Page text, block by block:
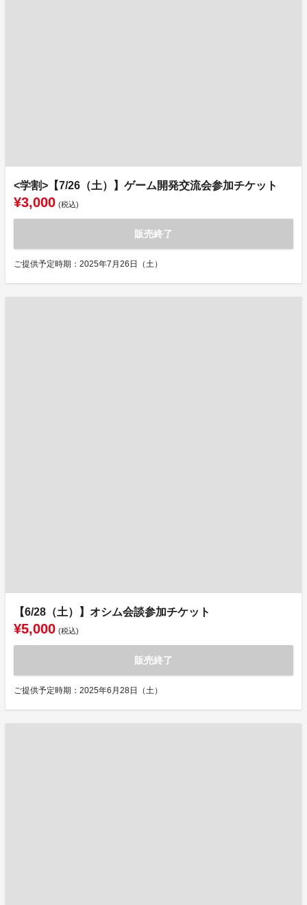
<学割>【7/26（土）】ゲーム開発交流会参加チケット
¥3,000 (税込)
販売終了
ご提供予定時期：2025年7月26日（土）
【6/28（土）】オシム会談参加チケット
¥5,000 (税込)
販売終了
ご提供予定時期：2025年6月28日（土）